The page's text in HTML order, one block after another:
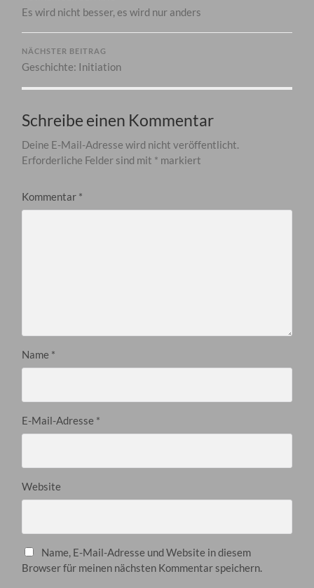
Es wird nicht besser, es wird nur anders
NÄCHSTER BEITRAG
Geschichte: Initiation
Schreibe einen Kommentar
Deine E-Mail-Adresse wird nicht veröffentlicht.
Erforderliche Felder sind mit * markiert
Kommentar *
Name *
E-Mail-Adresse *
Website
Name, E-Mail-Adresse und Website in diesem
Browser für meinen nächsten Kommentar speichern.